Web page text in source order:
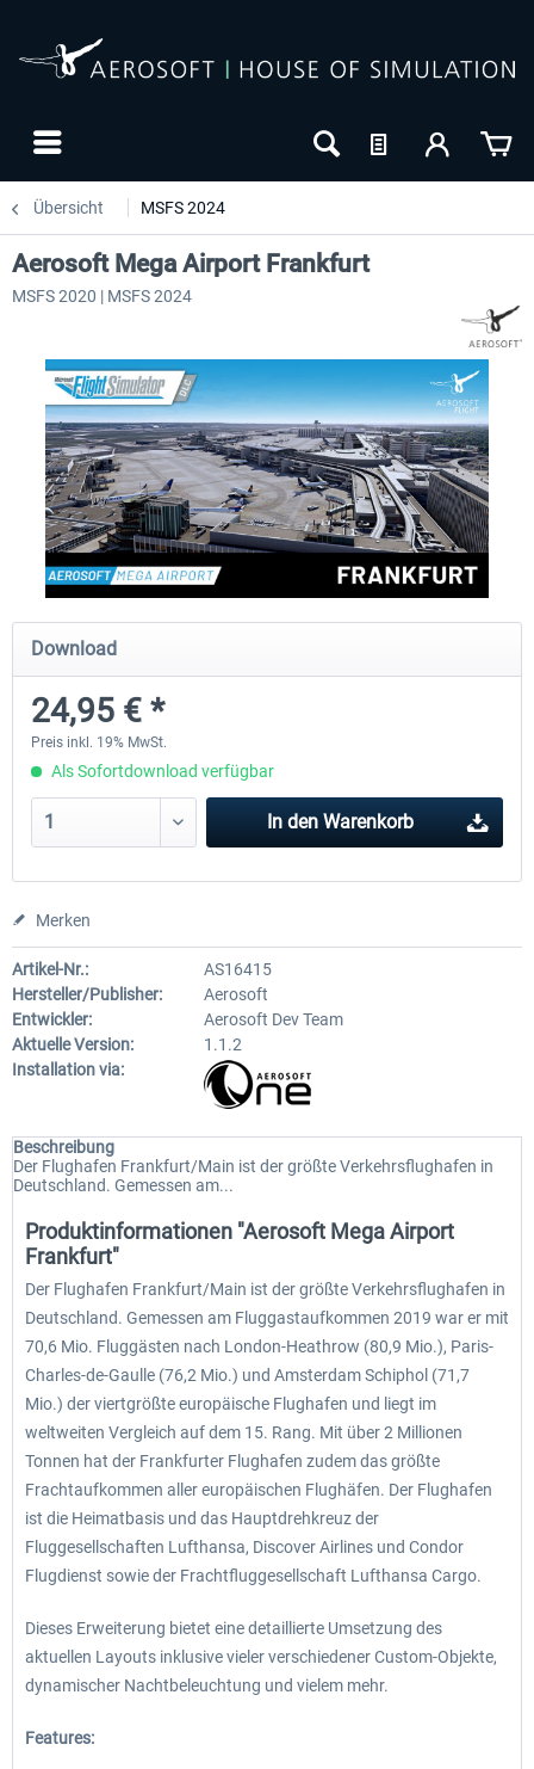
Übersicht MSFS 2024
24h FREE
EmergencyDispatcherPro - 24h Free
0,00 € *
Aerosoft Mega Airport Frankfurt
MSFS 2020 | MSFS 2024
Download
24,95 € *
Preis inkl. 19% MwSt.
Als Sofortdownload verfügbar
In den Warenkorb
Merken
Artikel-Nr.:
AS16415
Hersteller/Publisher:
Aerosoft
Entwickler:
Aerosoft Dev Team
Aktuelle Version:
1.1.2
Installation via:
Beschreibung
Der Flughafen Frankfurt/Main ist der größte Verkehrsflughafen in
Deutschland. Gemessen am...
Produktinformationen "Aerosoft Mega Airport
Frankfurt"
Der Flughafen Frankfurt/Main ist der größte Verkehrsflughafen in
Deutschland. Gemessen am Fluggastaufkommen 2019 war er mit
70,6 Mio. Fluggästen nach London-Heathrow (80,9 Mio.), Paris-
Charles-de-Gaulle (76,2 Mio.) und Amsterdam Schiphol (71,7
Mio.) der viertgrößte europäische Flughafen und liegt im
weltweiten Vergleich auf dem 15. Rang. Mit über 2 Millionen
Tonnen hat der Frankfurter Flughafen zudem das größte
Frachtaufkommen aller europäischen Flughäfen. Der Flughafen
ist die Heimatbasis und das Hauptdrehkreuz der
Fluggesellschaften Lufthansa, Discover Airlines und Condor
Flugdienst sowie der Frachtfluggesellschaft Lufthansa Cargo.
Dieses Erweiterung bietet eine detaillierte Umsetzung des
aktuellen Layouts inklusive vieler verschiedener Custom-Objekte,
dynamischer Nachtbeleuchtung und vielem mehr.
Features: